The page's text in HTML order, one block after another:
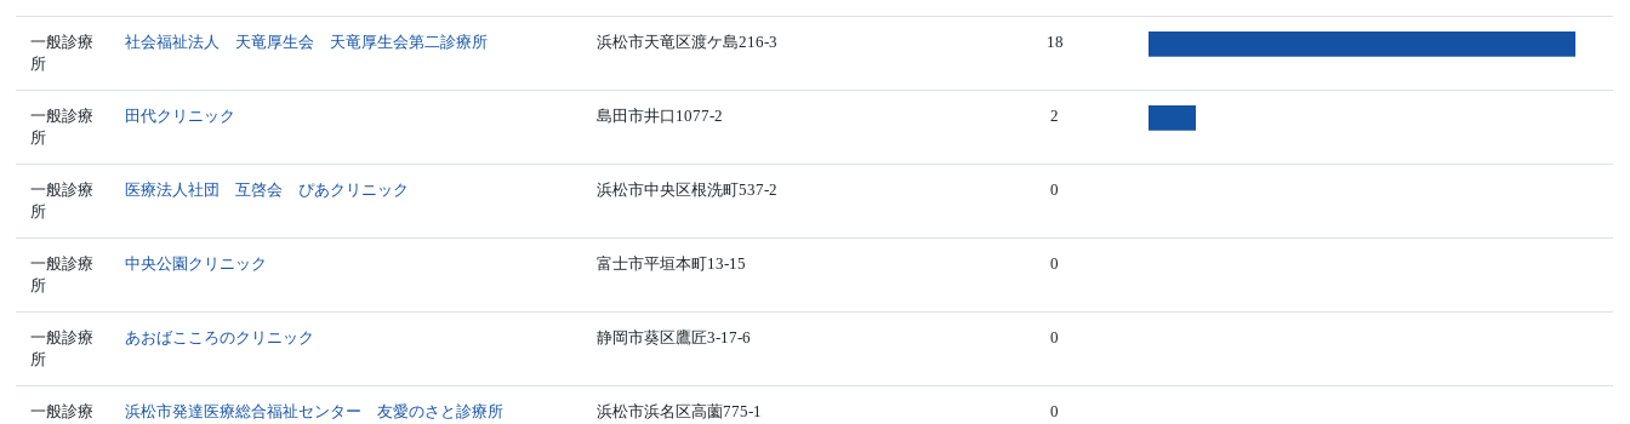
一般診療
所
社会福祉法人 天竜厚生会 天竜厚生会第二診療所 浜松市天竜区渡ケ島216-3 18
一般診療
所
田代クリニック 島田市井口1077-2 2
一般診療
所
医療法人社団 互啓会 ぴあクリニック 浜松市中央区根洗町537-2 0
一般診療
所
中央公園クリニック 富士市平垣本町13-15 0
一般診療
所
あおばこころのクリニック 静岡市葵区鷹匠3-17-6 0
一般診療
浜松市発達医療総合福祉センター 友愛のさと診療所 浜松市浜名区高薗775-1 0